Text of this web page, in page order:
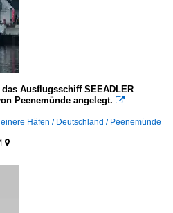
(Fahrzeugfähren)
Ausflugsschiff SEEADLER
Peenemünde angelegt. 
Häfen / Deutschland / Peenemünde
